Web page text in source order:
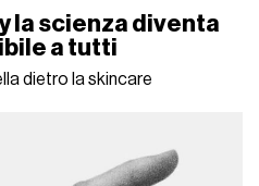
la scienza diventa
a tutti
dietro la skincare